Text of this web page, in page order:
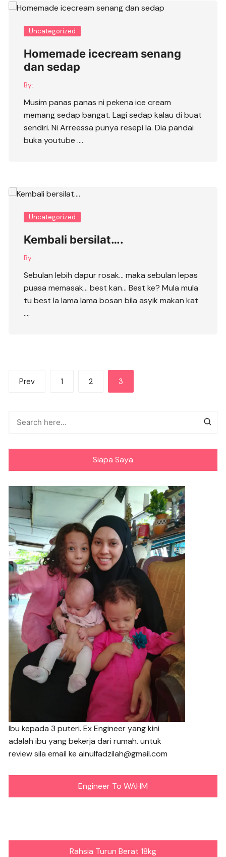
Uncategorized
Homemade icecream senang
dan sedap
By:
Musim panas panas ni pekena ice cream
memang sedap bangat. Lagi sedap kalau di buat
sendiri. Ni Arreessa punya resepi la. Dia pandai
buka youtube ….
Uncategorized
Kembali bersilat….
By:
Sebulan lebih dapur rosak… maka sebulan lepas
puasa memasak… best kan… Best ke? Mula mula
tu best la lama lama bosan bila asyik makan kat
….
Posts
Prev 1 2 3
Siapa Saya
Ibu kepada 3 puteri. Ex Engineer yang kini
adalah ibu yang bekerja dari rumah. untuk
review sila email ke ainulfadzilah@gmail.com
Engineer To WAHM
Rahsia Turun Berat 18kg